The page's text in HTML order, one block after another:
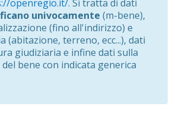
openregio.it/. Si tratta di dati
univocamente (m-bene),
(fino all'indirizzo) e
(abitazione, terreno, ecc...), dati
giudiziaria e infine dati sulla
bene con indicata generica